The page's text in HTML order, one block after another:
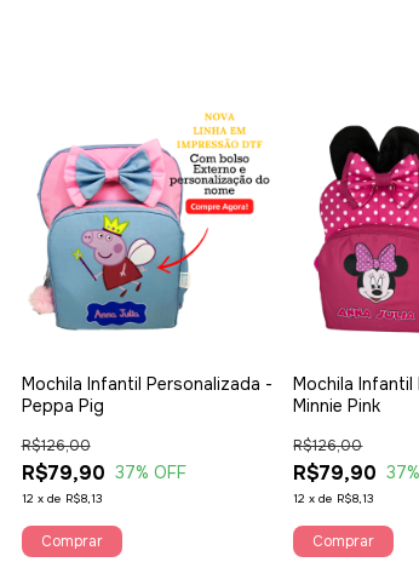
Mochila Infantil Personalizada -
Peppa Pig
R$79,90
R$126,00
37% OFF
12 x de R$8,13
Comprar
Mochila
Minnie Pink
R$79,90
R$126,00
37
12 xde R$8,13
Comprar